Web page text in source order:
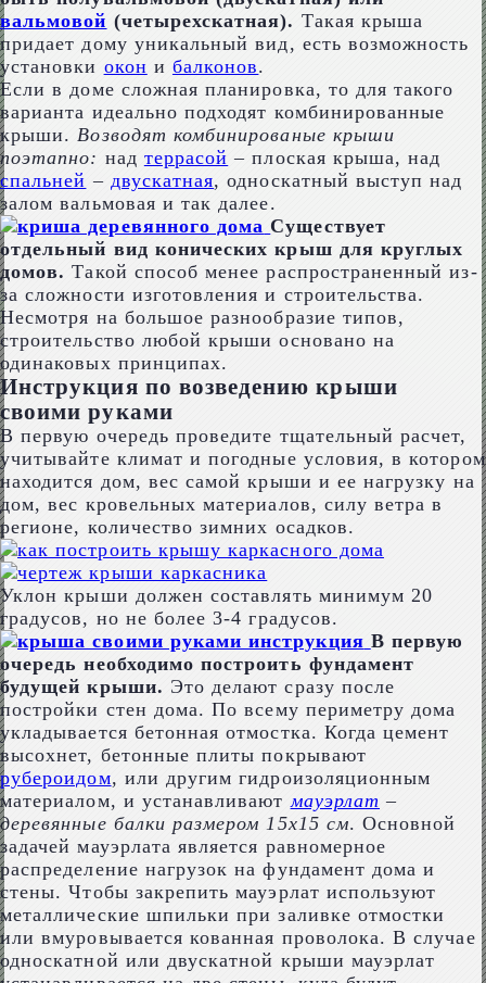
вальмовой (четырехскатная). Такая крыша
придает дому уникальный вид, есть возможность
установки окон и балконов.
Если в доме сложная планировка, то для такого
варианта идеально подходят комбинированные
крыши.Возводят комбинированые крыши
поэтапно: над террасой – плоская крыша, над
спальней – двускатная, односкатный выступ над
залом вальмовая и так далее.
Существует
отдельный вид конических крыш для круглых
домов. Такой способ менее распространенный из-
за сложности изготовления и строительства.
Несмотря на большое разнообразие типов,
строительство любой крыши основано на
одинаковых принципах.
Инструкция по возведению крыши
своими руками
В первую очередь проведите тщательный расчет,
учитывайте климат и погодные условия, в котором
находится дом, вес самой крыши и ее нагрузку на
дом, вес кровельных материалов, силу ветра в
регионе, количество зимних осадков.
Уклон крыши должен составлять минимум 20
градусов, но не более 3-4 градусов.
В первую
очередь необходимо построить фундамент
будущей крыши. Это делают сразу после
постройки стен дома. По всему периметру дома
укладывается бетонная отмостка. Когда цемент
высохнет, бетонные плиты покрывают
рубероидом, или другим гидроизоляционным
материалом, и устанавливаютмауэрлат –
деревянные балки размером 15х15 см. Основной
задачей мауэрлата является равномерное
распределение нагрузок на фундамент дома и
стены. Чтобы закрепить мауэрлат используют
металлические шпильки при заливке отмостки
или вмуровывается кованная проволока. В случае
односкатной или двускатной крыши мауэрлат